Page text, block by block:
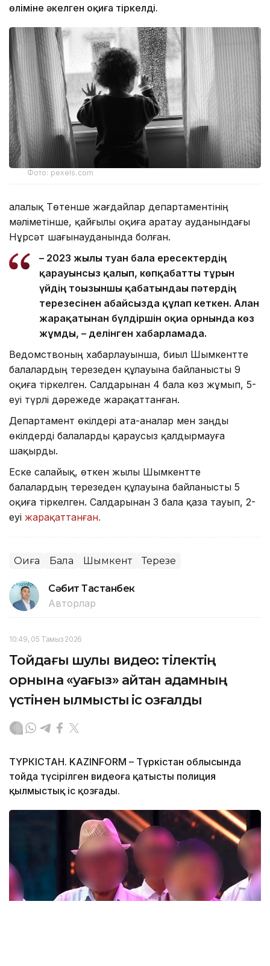
өліміне әкелген оқиға тіркелді.
Фото: pexels.com
Қалалық Төтенше жағдайлар департаментінің
мәліметінше, қайғылы оқиға Қаратау ауданындағы
Нұрсәт шағынауданында болған.
– 2023 жылы туған бала ересектердің
қарауынсыз қалып, көпқабатты тұрғын
үйдің тоғызыншы қабатындағы пәтердің
терезесінен абайсызда құлап кеткен. Алған
жарақатынан бүлдіршін оқиға орнында көз
жұмды, – делінген хабарламада.
Ведомствоның хабарлауынша, биыл Шымкентте
балалардың терезеден құлауына байланысты 9
оқиға тіркелген. Салдарынан 4 бала көз жұмып, 5-
еуі түрлі дәрежеде жарақаттанған.
Департамент өкілдері ата-аналар мен заңды
өкілдерді балаларды қараусыз қалдырмауға
шақырды.
Еске салайық, өткен жылы Шымкентте
балалардың терезеден құлауына байланысты 5
оқиға тіркелген. Салдарынан 3 бала қаза тауып, 2-
еуі жарақаттанған.
Оқиға Бала Шымкент Терезе
Сәбит Тастанбек
Авторлар
10:49, 05 Тамыз 2026
Тойдағы шулы видео: тілектің
орнына «уағыз» айтқан адамның
үстінен қылмыстық іс қозғалды
ТҮРКІСТАН. KAZINFORM – Түркістан облысында
тойда түсірілген видеоға қатысты полиция
қылмыстық іс қозғады.